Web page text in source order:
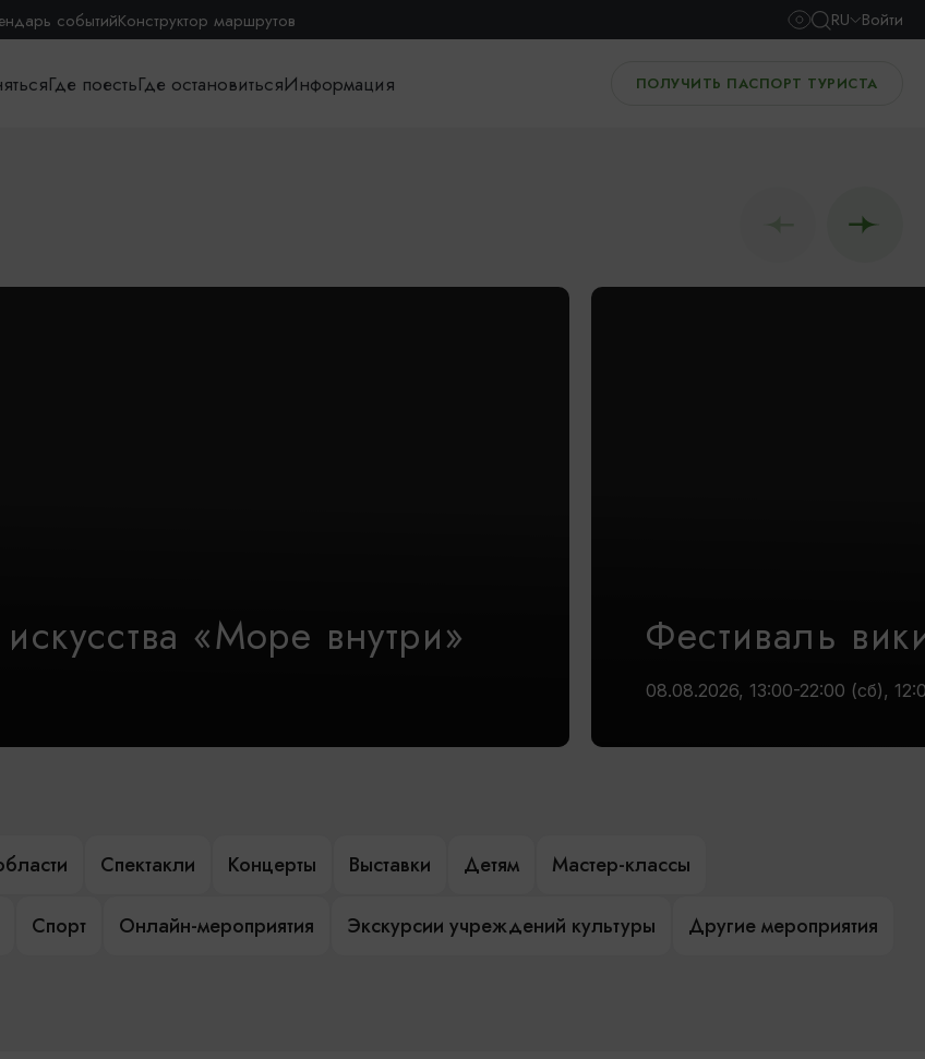
событийКонструктор маршрутов RU Войти
Где поестьГде остановитьсяИнформация ПОЛУЧИТЬ ПАСПОРТ ТУРИСТА
«Море внутри» Фестиваль
08.08.2026, 13:00-22:00 (сб),
Спектакли Концерты Выставки Детям Мастер-классы
Спорт Онлайн-мероприятия Экскурсии учреждений культуры Другие мероприятия